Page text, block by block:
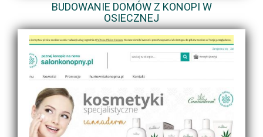
BUDOWANIE DOMÓW Z KONOPI W
OSIECZNEJ